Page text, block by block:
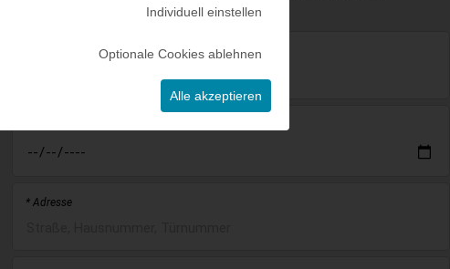
Individuell einstellen
Optionale Cookies ablehnen
Alle akzeptieren
* Adresse